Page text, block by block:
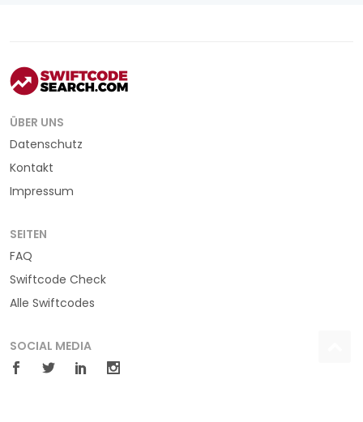
ÜBER UNS
Datenschutz
Kontakt
Impressum
SEITEN
FAQ
Swiftcode Check
Alle Swiftcodes
SOCIAL MEDIA